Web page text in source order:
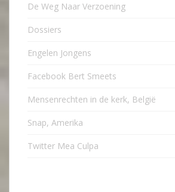
De Weg Naar Verzoening
Dossiers
Engelen Jongens
Facebook Bert Smeets
Mensenrechten in de kerk, België
Snap, Amerika
Twitter Mea Culpa